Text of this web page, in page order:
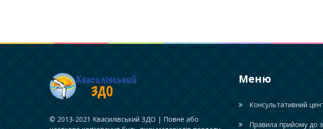
© 2013-2021 Квасилівський ЗДО | Повне або
Меню
Консультативний
Правила прийому до